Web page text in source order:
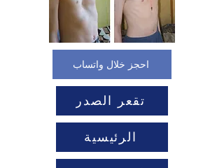
احجز خلال واتساب
تقعر الصدر
الرئيسية